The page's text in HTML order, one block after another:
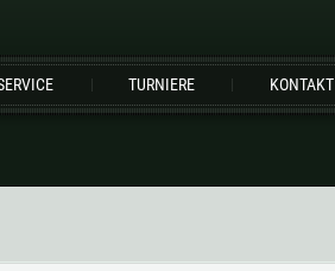
TURNIERE KONTAKT
|€ Finnland |€